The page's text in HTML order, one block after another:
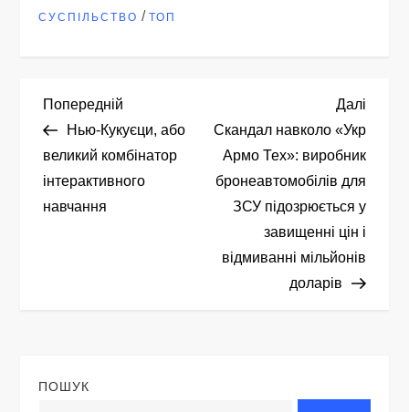
СУСПІЛЬСТВО /ТОП
Н
а
в
Попередній
запис
Попередній
Нью-Кукуєци, або
великий комбінатор
інтерактивного
навчання
запис
Далі
Скандал навколо «Укр
Армо Тех»: виробник
бронеавтомобілів для
ЗСУ підозрюється у
завищенні цін і
відмиванні мільйонів
доларів
ПОШУК